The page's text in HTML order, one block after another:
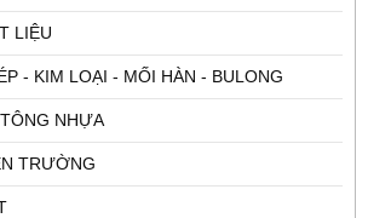
LIỆU
- KIM LOẠI - MỐI HÀN - BULONG
NHỰA
TRƯỜNG